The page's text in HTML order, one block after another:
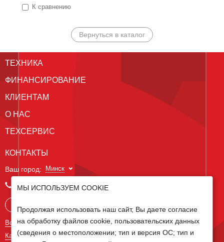
К сравнению
Вернуться в каталог
ТЕХНИКА
ФИНАНСИРОВАНИЕ
КЛИЕНТАМ
О НАС
ТЕХСЕРВИС
КОНТАКТЫ
Ваш город: Минск
+375 29 238 97 34
Все контакты
Карта сайта
МЫ ИСПОЛЬЗУЕМ COOKIE
Продолжая использовать наш сайт, Вы даете согласие
на обработку файлов cookie, пользовательских данных
(сведения о местоположении; тип и версия ОС; тип и